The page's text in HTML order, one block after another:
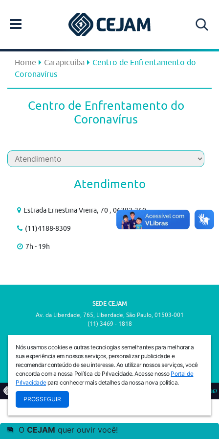
Home Carapicuíba
Centro de Enfrentamento do
Coronavírus
Centro de Enfrentamento do
Coronavírus
Atendimento
Estrada Ernestina Vieira, 70 , 06382-260
(11)4188-8309
7h - 19h
SEDE CEJAM
Av. da Liberdade, 765, Liberdade, São Paulo, 01503-001
(11) 3469 - 1818
Av. da Liberdade, 765, Liberdade, São Paulo, 01503-001
(11) 3469 - 1818
© 2026 PREVENIR É VIVER COM QUALIDADE!
Nós usamos cookies e outras tecnologias semelhantes para melhorar a
sua experiência em nossos serviços, personalizar publicidade e
recomendar conteúdo de seu interesse. Ao utilizar nossos serviços, você
concorda com a nossa Política de Privacidade. Acesse nosso Portal de
Privacidadepara conhecer mais detalhes da nossa nova política.
PROSSEGUIR
O CEJAM quer ouvir você!